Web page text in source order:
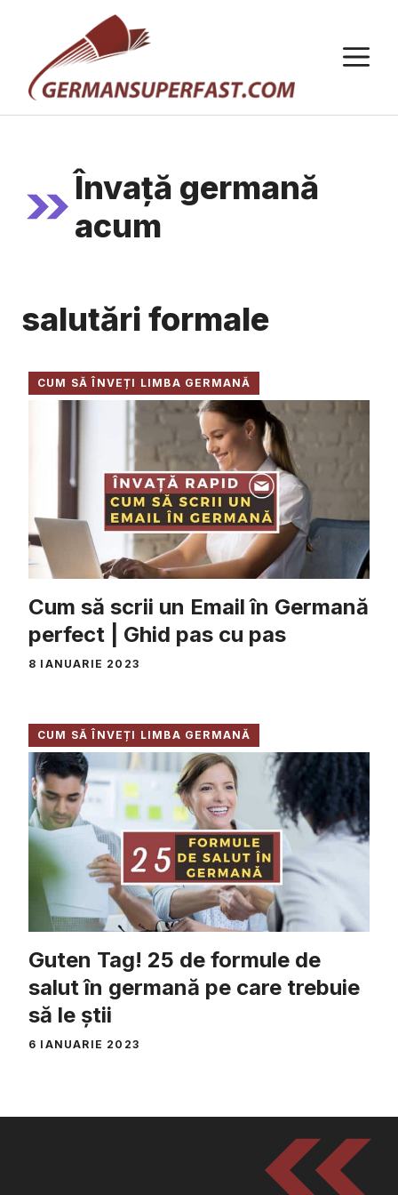
conținut
Învață germană
acum
salutări formale
CUM SĂ ÎNVEȚI LIMBA GERMANĂ
Cum să scrii un Email în Germană
perfect | Ghid pas cu pas
8 IANUARIE 2023
CUM SĂ ÎNVEȚI LIMBA GERMANĂ
Guten Tag! 25 de formule de
salut în germană pe care trebuie
să le știi
6 IANUARIE 2023